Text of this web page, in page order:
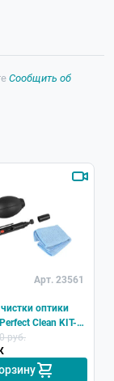
Сообщить об
Арт. 23561
оптики
Clean KIT-
руб.